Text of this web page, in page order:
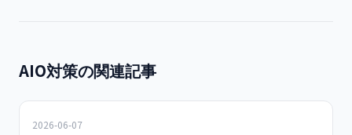
AIO対策の関連記事
2026-06-07